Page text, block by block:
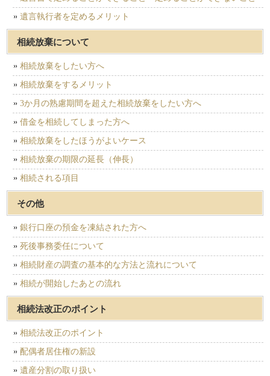
遺言執行者を定めるメリット
相続放棄について
相続放棄をしたい方へ
相続放棄をするメリット
3か月の熟慮期間を超えた相続放棄をしたい方へ
借金を相続してしまった方へ
相続放棄をしたほうがよいケース
相続放棄の期限の延長（伸長）
相続される項目
その他
銀行口座の預金を凍結された方へ
死後事務委任について
相続財産の調査の基本的な方法と流れについて
相続が開始したあとの流れ
相続法改正のポイント
相続法改正のポイント
配偶者居住権の新設
遺産分割の取り扱い